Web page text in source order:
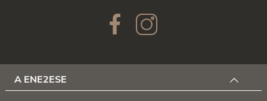
A ENE2ESE